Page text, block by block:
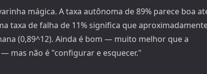
mágica. A taxa autônoma de 89% parece boa
taxa de falha de 11% significa que
(0,89^12). Ainda é bom — muito melhor que a
mas não é "configurar e esquecer."